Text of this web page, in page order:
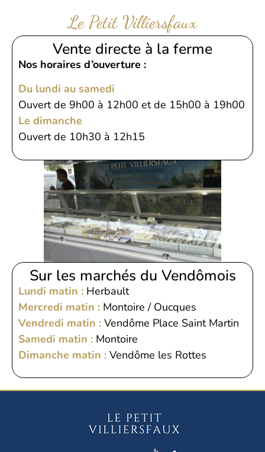
Le Petit Villiersfaux
Vente directe à la ferme
Nos horaires d’ouverture :
Du lundi au samedi
Ouvert de 9h00 à 12h00 et de 15h00 à 19h00
Le dimanche
Ouvert de 10h30 à 12h15
Sur les marchés du Vendômois
Lundi matin : Herbault
Mercredi matin : Montoire / Oucques
Vendredi matin : Vendôme Place Saint Martin
Samedi matin : Montoire
Dimanche matin : Vendôme les Rottes